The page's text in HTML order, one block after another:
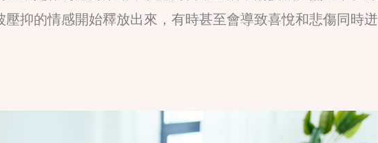
抑的情感開始釋放出來，有時甚至會導致喜悅和悲傷同時迸